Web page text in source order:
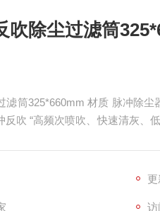
吹除尘过滤筒
滤筒325*660mm 材质 脉冲除尘
反吹 “高频次喷吹、快速清灰、
访